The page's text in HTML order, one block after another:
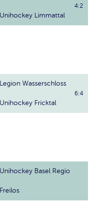
Unihockey Limmattal
4:2
Legion Wasserschloss
Unihockey Fricktal
6:4
Unihockey Basel Regio
Freilos